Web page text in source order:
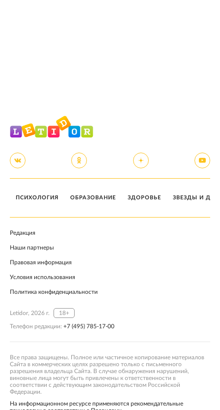
ПСИХОЛОГИЯ ОБРАЗОВАНИЕ ЗДОРОВЬЕ ЗВЕЗДЫ И
Редакция
Наши партнеры
Правовая информация
Условия использования
Политика конфиденциальности
Letidor, 2026 г. 18+
Телефон редакции: +7 (495) 785-17-00
Все права защищены. Полное или частичное копирование материалов
Сайта в коммерческих целях разрешено только с письменного
разрешения владельца Сайта. В случае обнаружения нарушений,
виновные лица могут быть привлечены к ответственности в
соответствии с действующим законодательством Российской
Федерации.
На информационном ресурсе применяются рекомендательные